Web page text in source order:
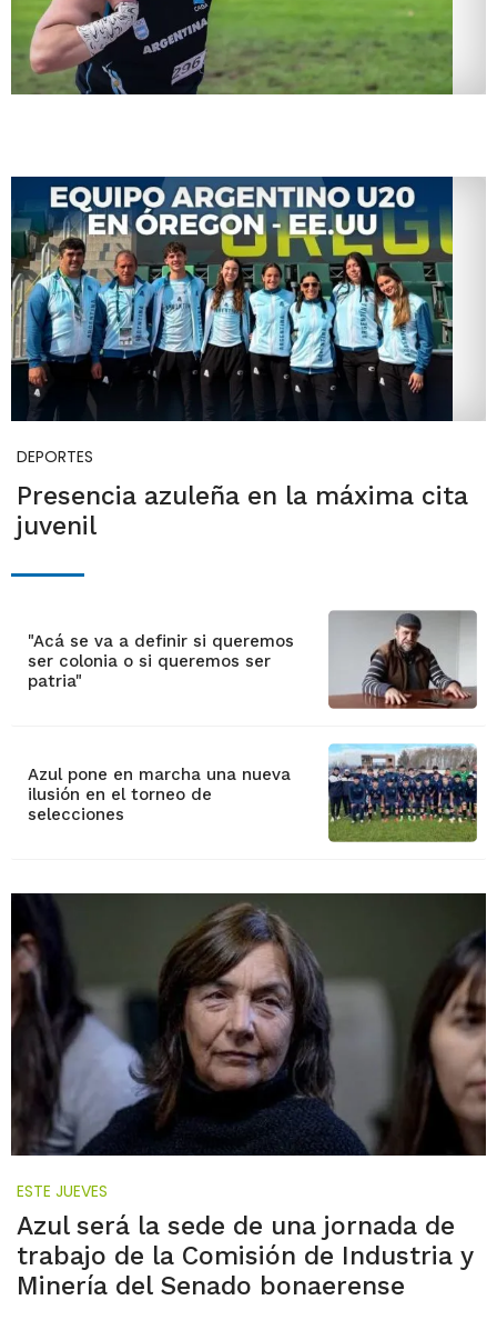
DEPORTES
Presencia azuleña en la máxima cita
juvenil
"Acá se va a definir si queremos
ser colonia o si queremos ser
patria"
Azul pone en marcha una nueva
ilusión en el torneo de
selecciones
ESTE JUEVES
Azul será la sede de una jornada de
trabajo de la Comisión de Industria y
Minería del Senado bonaerense